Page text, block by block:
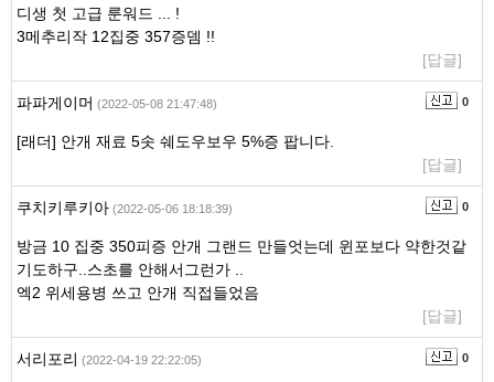
디생 첫 고급 룬워드 ... !
3메추리작 12집중 357증뎀 !!
[답글]
파파게이머 (2022-05-08 21:47:48) 0
[래더] 안개 재료 5솟 쉐도우보우 5%증 팝니다.
[답글]
쿠치키루키아 (2022-05-06 18:18:39) 0
방금 10 집중 350피증 안개 그랜드 만들엇는데 윈포보다 약한것같
기도하구..스초를 안해서그런가 ..
엑2 위세용병 쓰고 안개 직접들었음
[답글]
서리포리 (2022-04-19 22:22:05) 0